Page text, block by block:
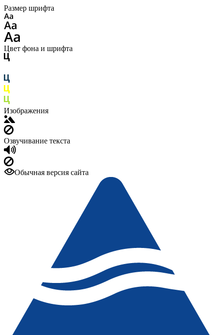
Размер шрифта
Цвет фона и шрифта
Изображения
Озвучивание текста
Обычная версия сайта